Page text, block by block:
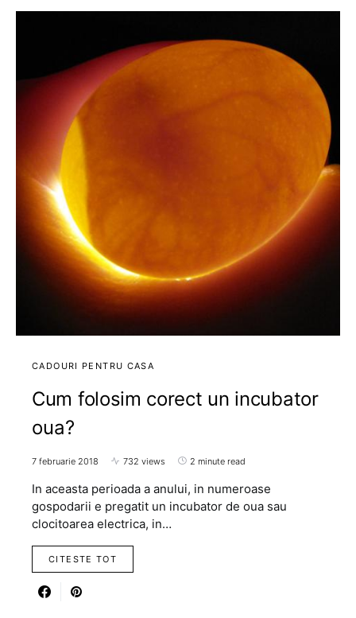
CADOURI PENTRU CASA
Cum folosim corect un incubator
oua?
7 februarie 2018 732 views 2 minute read
In aceasta perioada a anului, in numeroase
gospodarii e pregatit un incubator de oua sau
clocitoarea electrica, in…
CITESTE TOT